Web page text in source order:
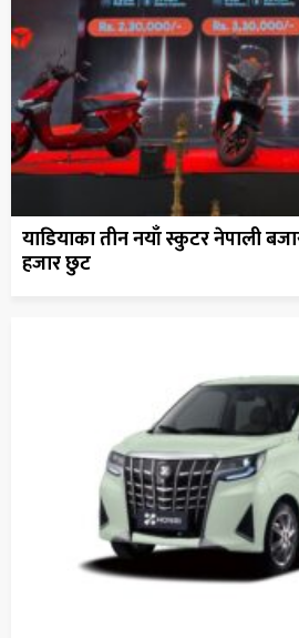
याडियाका तीन नयाँ स्कुटर नेपाली
हजार छुट